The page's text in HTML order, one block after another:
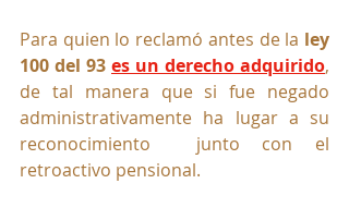
Para quien lo reclamó antes de la ley
100 del 93 es un derecho adquirido,
de tal manera que si fue negado
administrativamente ha lugar a su
reconocimiento  junto con el
retroactivo pensional.